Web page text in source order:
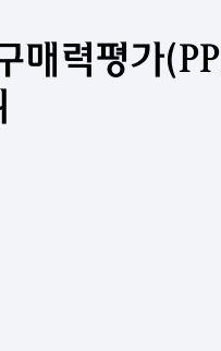
매력평가